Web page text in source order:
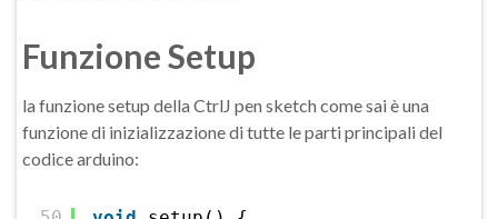
Funzione Setup
la funzione setup della CtrlJ pen sketch come sai è una
funzione di inizializzazione di tutte le parti principali del
codice arduino: